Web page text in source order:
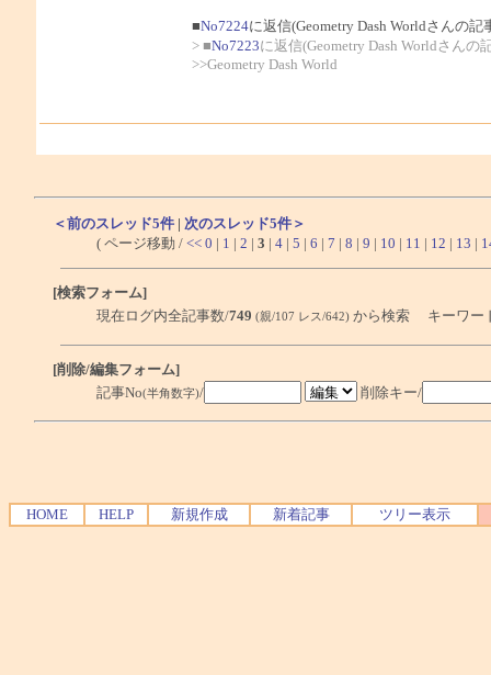
■No7224に返信(Geometry Dash Worldさんの記
> ■No7223に返信(Geometry Dash Worldさんの
>>Geometry Dash World
＜前のスレッド5件 | 次のスレッド5件＞
( ページ移動 / << 0 | 1 | 2 | 3 | 4 | 5 | 6 | 7 | 8 | 9 | 10 | 11 | 12 | 13 |
[検索フォーム]
現在ログ内全記事数/749 (親/107 レス/642) から検索 キーワー
[削除/編集フォーム]
記事No(半角数字)/ 削除キー/
HOME HELP 新規作成 新着記事 ツリー表示